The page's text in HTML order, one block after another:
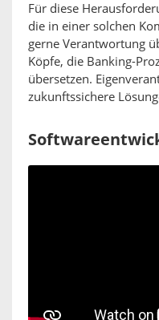
Für diese
die in einer solchen
gerne Verantwortung
Köpfe, die Banking-
übersetzen.
zukunftssichere